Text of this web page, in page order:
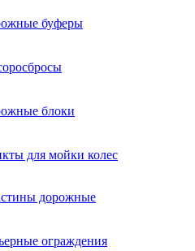
буферы
блоки
для мойки колес
дорожные
ограждения